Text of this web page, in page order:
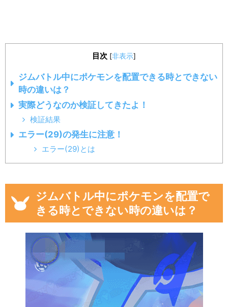
目次 [非表示]
ジムバトル中にポケモンを配置できる時とできない
時の違いは？
実際どうなのか検証してきたよ！
検証結果
エラー(29)の発生に注意！
エラー(29)とは
ジムバトル中にポケモンを配置で
きる時とできない時の違いは？